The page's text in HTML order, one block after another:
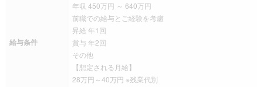
給与条件
年収 450万円 ～ 640万円
前職での給与とご経験を考慮
昇給 年1回
賞与 年2回
その他
【想定される月給】
28万円～40万円 ※残業代別